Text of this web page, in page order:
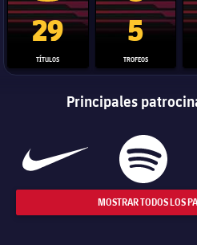
Trofeo de La Liga
29
TÍTULOS
Trofeo de la
5
TROFEOS
Principales
MOSTRAR TODOS LOS